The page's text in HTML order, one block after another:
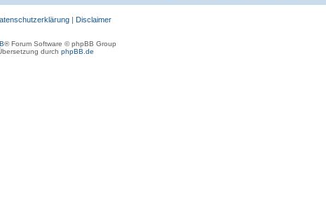
| Disclaimer
® Forum Software © phpBB Group
durch phpBB.de